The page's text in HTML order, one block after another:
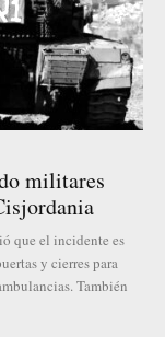
militares
que el incidente es
y cierres para
También